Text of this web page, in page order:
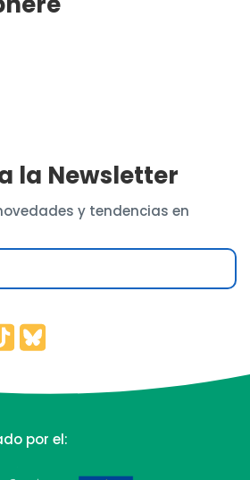
la Newsletter
y tendencias en
por el: